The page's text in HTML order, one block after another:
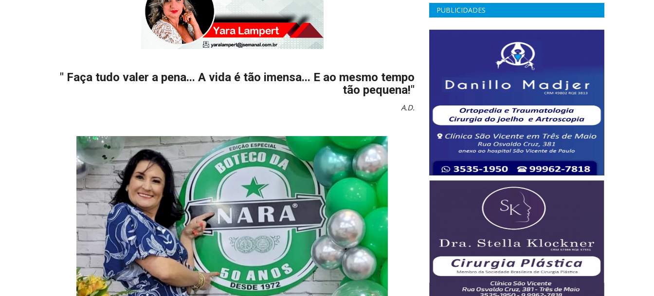
" Faça tudo valer a pena... A vida é tão imensa... E ao mesmo tempo
tão pequena!"
A.D.
PUBLICIDADES